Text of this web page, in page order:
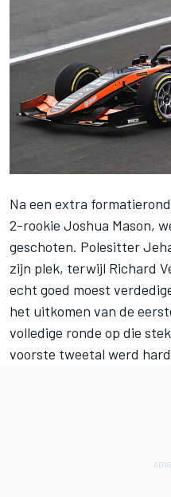
Na een extra
2-rookie Joshua Mason,
geschoten. Polesitter
zijn plek, terwijl Richard
echt goed moest
het uitkomen van de
volledige ronde op die
voorste tweetal werd